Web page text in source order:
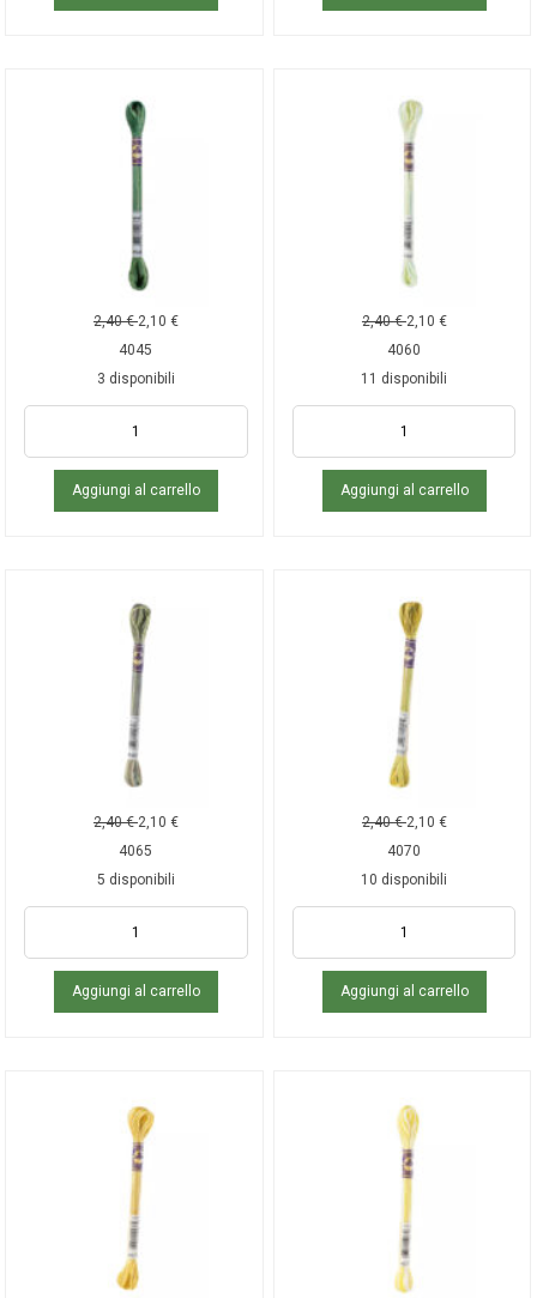
2,40€ 2,10 €
4045
3 disponibili
Aggiungi al carrello
2,40€ 2,10 €
4060
11 disponibili
Aggiungi al carrello
2,40€ 2,10 €
4065
5 disponibili
Aggiungi al carrello
2,40€ 2,10 €
4070
10 disponibili
Aggiungi al carrello